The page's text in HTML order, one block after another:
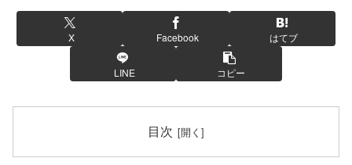
X Facebook はてブ
LINE コピー
目次